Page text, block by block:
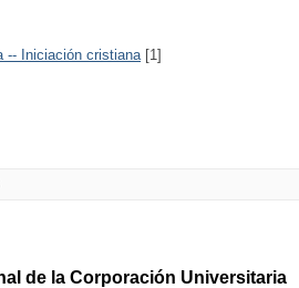
-- Iniciación cristiana[1]
de la Corporación Universitaria